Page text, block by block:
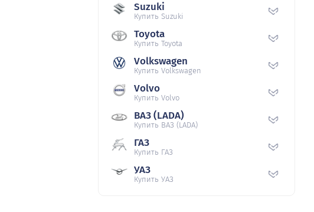
Suzuki
Купить Suzuki
Toyota
Купить Toyota
Volkswagen
Купить Volkswagen
Volvo
Купить Volvo
ВАЗ (LADA)
Купить ВАЗ (LADA)
ГАЗ
Купить ГАЗ
УАЗ
Купить УАЗ